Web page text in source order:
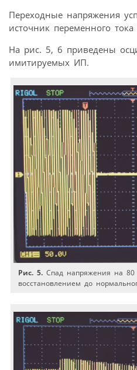
Переходные напряжения
источник переменного
На рис. 5, 6 приведены
имитируемых ИП.
Рис. 5. Спад напряжения на
восстановлением до